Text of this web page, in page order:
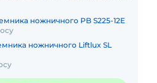
ножничного PB S225-12E
ножничного Liftlux SL